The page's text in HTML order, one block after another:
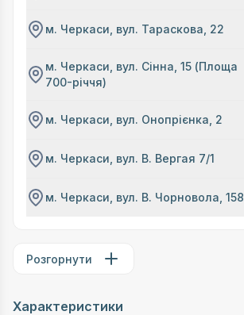
м. Черкаси, вул. Тараскова, 22
м. Черкаси, вул. Сінна, 15 (Площа
700-річчя)
м. Черкаси, вул. Онопрієнка, 2
м. Черкаси, вул. В. Вергая 7/1
м. Черкаси, вул. В. Чорновола, 158
Розгорнути
Характеристики